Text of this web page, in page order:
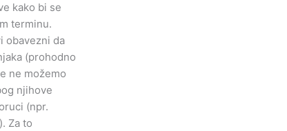
kako bi se
terminu.
obavezni da
(prohodno
ne možemo
njihove
(npr.
Za to